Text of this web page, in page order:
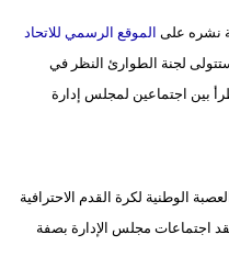
وتكنولوجيا
فيديو
نشره على الموقع الرسمي للاتحاد
لجنة الطوارئ النظر في
بين اجتماعين لمجلس إدارة
الوطنية لكرة القدم الاحترافية
اجتماعات مجلس الإدارة بصفة